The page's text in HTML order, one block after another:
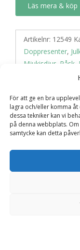
För att ge en bra
lagra och/eller komma
dessa tekniker kan vi
på denna webbplats.
samtycke kan detta
Läs mera & köp
Artikelnr: 12549
Doppresenter,
Mjukisdjur Påsk
Recensioner
Recensioner
Antique Pink,
Din e-postadress